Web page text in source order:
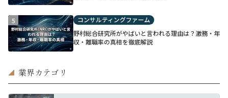
5
コンサルティングファーム
野村総合研究所がやばいと言われる理由は？激務・年
収・離職率の真相を徹底解説
◢ 業界カテゴリ